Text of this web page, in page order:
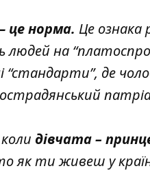
це норма. Це ознака
людей на
“стандарти”, де
дівчата –
як ти живеш у